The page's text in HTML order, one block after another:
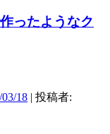
ったようなク
03/18 | 投稿者: